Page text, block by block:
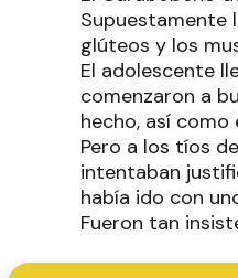
Supuestamente
glúteos y los
El adolescente
comenzaron a
hecho, así como
Pero a los tíos
intentaban
había ido con
Fueron tan